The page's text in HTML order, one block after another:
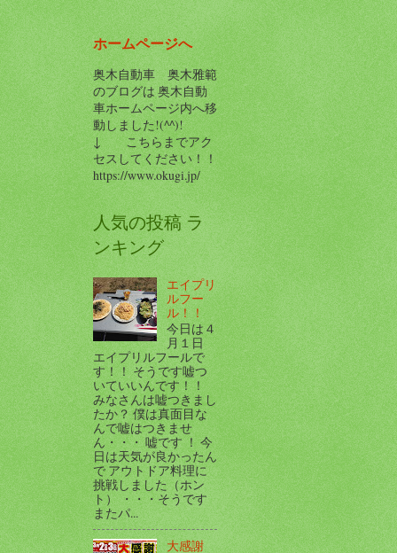
ホームページへ
奥木自動車 奥木雅範
のブログは 奥木自動
車ホームページ内へ移
動しました!(^^)!
↓ こちらまでアク
セスしてください！！
https://www.okugi.jp/
人気の投稿 ラ
ンキング
エイプリ
ルフー
ル！！
今日は４
月１日
エイプリルフールで
す！！ そうです嘘つ
いていいんです！！
みなさんは嘘つきまし
たか？ 僕は真面目な
んで嘘はつきませ
ん・・・ 嘘です ！ 今
日は天気が良かったん
で アウトドア料理に
挑戦しました（ホン
ト） ・・・そうです
またパ...
大感謝